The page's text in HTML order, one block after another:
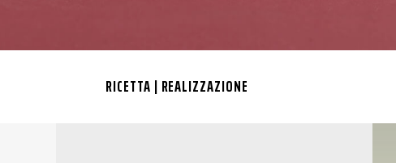
RICETTA | REALIZZAZIONE